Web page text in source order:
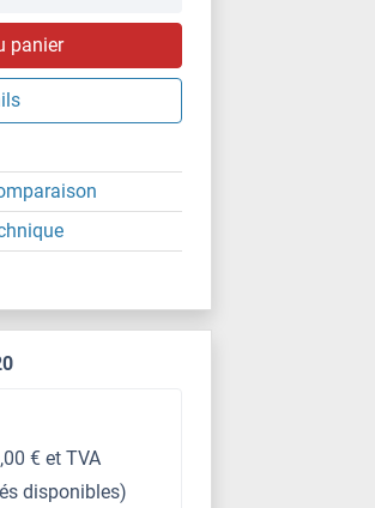
panier
€ et TVA
disponibles)